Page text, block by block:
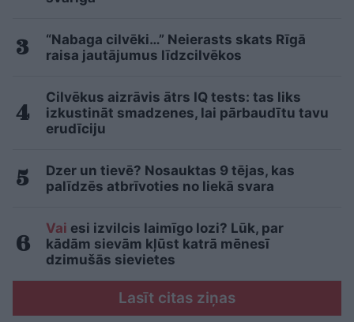
“Nabaga cilvēki…” Neierasts skats Rīgā
raisa jautājumus līdzcilvēkos
Cilvēkus aizrāvis ātrs IQ tests: tas liks
izkustināt smadzenes, lai pārbaudītu tavu
erudīciju
Dzer un tievē? Nosauktas 9 tējas, kas
palīdzēs atbrīvoties no liekā svara
Vai esi izvilcis laimīgo lozi? Lūk, par
kādām sievām kļūst katrā mēnesī
dzimušās sievietes
Lasīt citas ziņas